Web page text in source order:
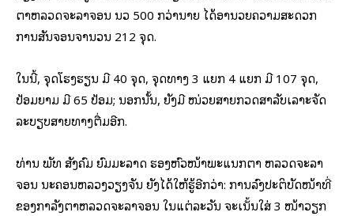
ຕຳຫລວດຈະລາຈອນ ນວ 500 ກວ່ານາຍ ໄດ້ອຳນວຍຄວາມສະດວກ
ການສັນຈອນຈໍານວນ 212 ຈຸດ.
ໃນນີ້, ຈຸດໂຮງຮຽນ ມີ 40 ຈຸດ, ຈຸດທາງ 3 ແຍກ 4 ແຍກ ມີ 107 ຈຸດ,
ປ້ອມຍາມ ມີ 65 ປ້ອມ; ນອກນັ້ນ, ຍັງມີ ໜ່ວຍສາຍກວດສໍາລັບເລາະຈັດ
ລະບຽບສາຍທາງຕື່ມອີກ.
ທ່ານ ພັທ ສັງຄົມ ຍົມມະລາດ ຮອງຫົວໜ້າພະແນກຕໍາ ຫລວດຈະລາ
ຈອນ ນະຄອນຫລວງວຽງຈັນ ຍັງໄດ້ໃຫ້ຮູ້ອີກວ່າ: ການລົງປະຕິບັດໜ້າທີ່
ຂອງກໍາລັງຕໍາຫລວດຈະລາຈອນ ໃນແຕ່ລະວັນ ຈະເນັ້ນໃສ່ 3 ໜ້າວຽກ